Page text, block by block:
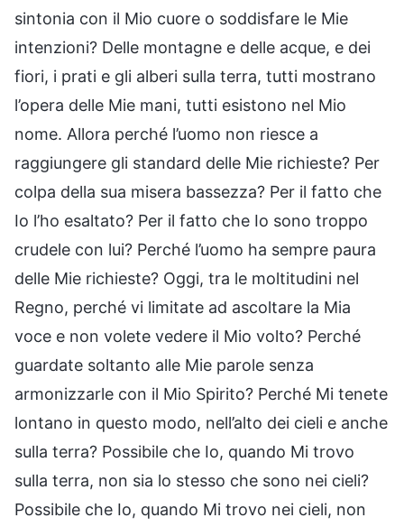
sintonia con il Mio cuore o soddisfare le Mie
intenzioni? Delle montagne e delle acque, e dei
fiori, i prati e gli alberi sulla terra, tutti mostrano
l’opera delle Mie mani, tutti esistono nel Mio
nome. Allora perché l’uomo non riesce a
raggiungere gli standard delle Mie richieste? Per
colpa della sua misera bassezza? Per il fatto che
Io l’ho esaltato? Per il fatto che Io sono troppo
crudele con lui? Perché l’uomo ha sempre paura
delle Mie richieste? Oggi, tra le moltitudini nel
Regno, perché vi limitate ad ascoltare la Mia
voce e non volete vedere il Mio volto? Perché
guardate soltanto alle Mie parole senza
armonizzarle con il Mio Spirito? Perché Mi tenete
lontano in questo modo, nell’alto dei cieli e anche
sulla terra? Possibile che Io, quando Mi trovo
sulla terra, non sia lo stesso che sono nei cieli?
Possibile che Io, quando Mi trovo nei cieli, non